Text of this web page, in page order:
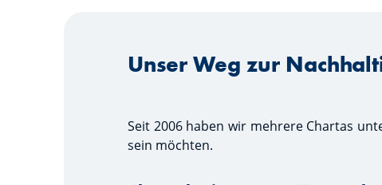
Unser Weg zur
Seit 2006 haben wir mehrere Chartas
sein möchten.